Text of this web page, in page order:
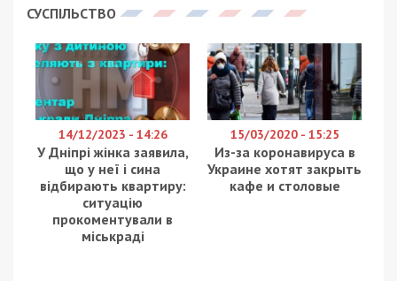
СУСПІЛЬСТВО
14/12/2023 - 14:26
У Дніпрі жінка заявила,
що у неї і сина
відбирають квартиру:
ситуацію
прокоментували в
міськраді
15/03/2020 - 15:25
Из-за коронавируса в
Украине хотят закрыть
кафе и столовые